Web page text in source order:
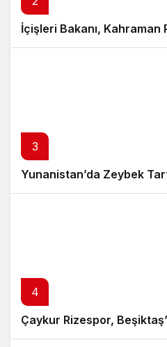
İçişleri Bakanı, Kahraman
3
Yunanistan’da Zeybek
4
Çaykur Rizespor,